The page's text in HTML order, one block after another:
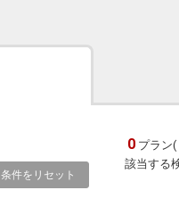
条件をリセット
0 プラン(
該当する